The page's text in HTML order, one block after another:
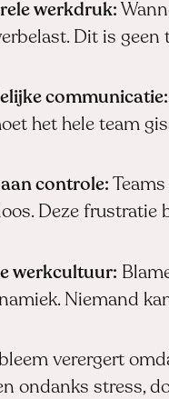
werkdruk:
Dit is geen
communicatie:
het hele team
controle:
Deze frustratie
werkcultuur:
Niemand
verergert
ondanks stress,